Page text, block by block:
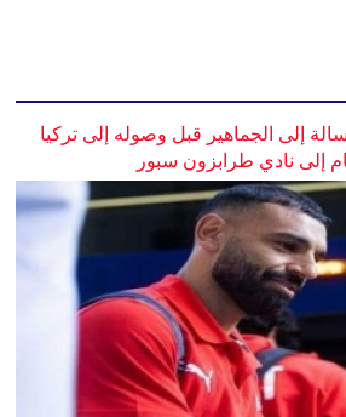
إلى الجماهير قبل وصوله إلى تركيا
إلى نادي طرابزون سبور